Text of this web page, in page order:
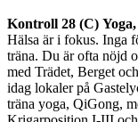
Kontroll 28 (C)
Hälsa är i fokus. Inga
träna. Du är ofta nöjd
med Trädet, Berget
idag lokaler på
träna yoga, QiGong,